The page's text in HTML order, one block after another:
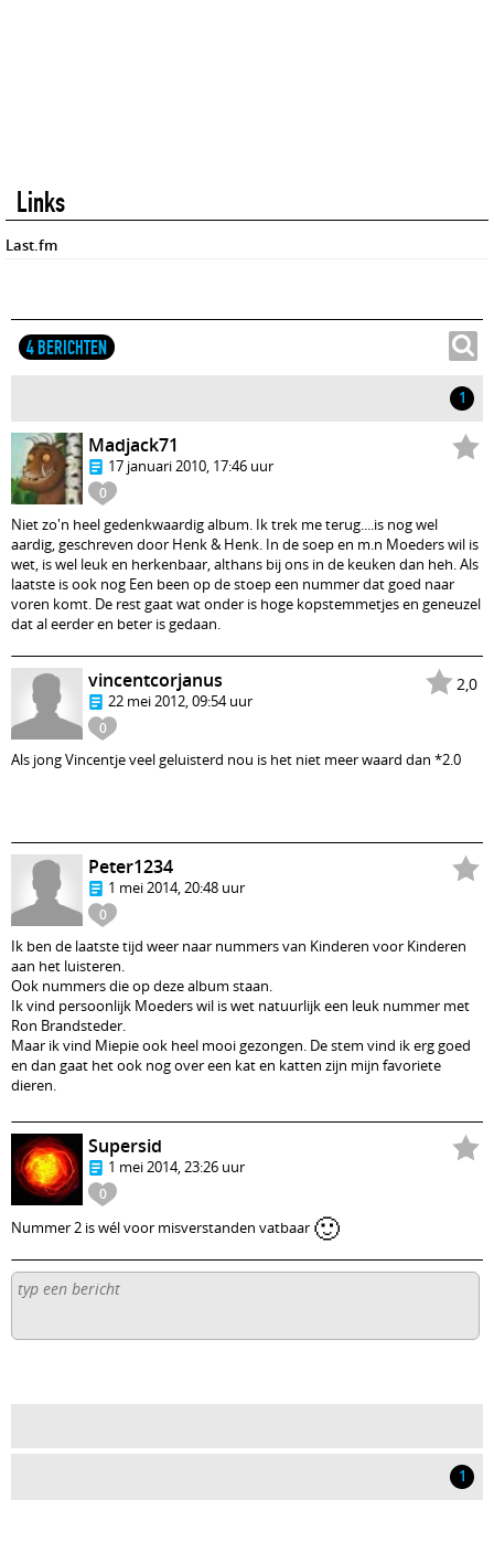
Links
Last.fm
4 BERICHTEN
1
0
Madjack71
17 januari 2010, 17:46 uur
Niet zo'n heel gedenkwaardig album. Ik trek me terug....is nog wel
aardig, geschreven door Henk & Henk. In de soep en m.n Moeders wil is
wet, is wel leuk en herkenbaar, althans bij ons in de keuken dan heh. Als
laatste is ook nog Een been op de stoep een nummer dat goed naar
voren komt. De rest gaat wat onder is hoge kopstemmetjes en geneuzel
dat al eerder en beter is gedaan.
2,0
0
vincentcorjanus
22 mei 2012, 09:54 uur
Als jong Vincentje veel geluisterd nou is het niet meer waard dan *2.0
0
Peter1234
1 mei 2014, 20:48 uur
Ik ben de laatste tijd weer naar nummers van Kinderen voor Kinderen
aan het luisteren.
Ook nummers die op deze album staan.
Ik vind persoonlijk Moeders wil is wet natuurlijk een leuk nummer met
Ron Brandsteder.
Maar ik vind Miepie ook heel mooi gezongen. De stem vind ik erg goed
en dan gaat het ook nog over een kat en katten zijn mijn favoriete
dieren.
0
Supersid
1 mei 2014, 23:26 uur
Nummer 2 is wél voor misverstanden vatbaar 🙂
1